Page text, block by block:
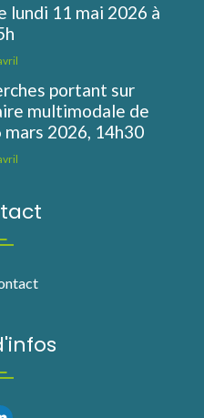
lundi 11 mai 2026 à
portant sur
multimodale de
2026, 14h30